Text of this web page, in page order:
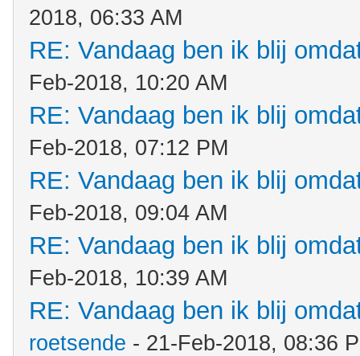
2018, 06:33 AM
RE: Vandaag ben ik blij
Feb-2018, 10:20 AM
RE: Vandaag ben ik blij
Feb-2018, 07:12 PM
RE: Vandaag ben ik blij
Feb-2018, 09:04 AM
RE: Vandaag ben ik blij
Feb-2018, 10:39 AM
RE: Vandaag ben ik blij
roetsende - 21-Feb-2018, 08:36